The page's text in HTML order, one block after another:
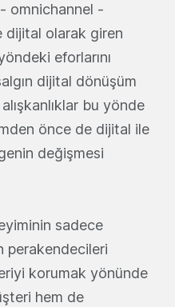
omnichannel -
dijital olarak giren
eforlarını
dijital dönüşüm
bu yönde
önce de dijital ile
değişmesi
sadece
perakendecileri
korumak yönünde
hem de